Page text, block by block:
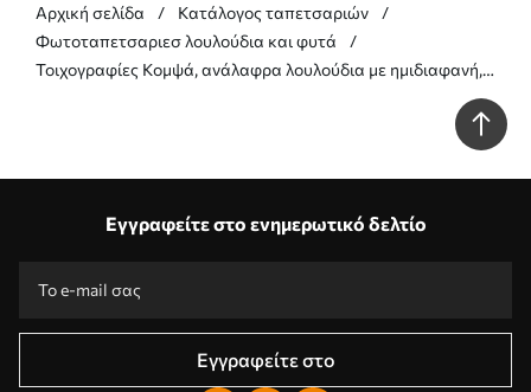
Αρχική σελίδα
Κατάλογος ταπετσαριών
Φωτοταπετσαριεσ λουλούδια και φυτά
Τοιχογραφίες Κομψά, ανάλαφρα λουλούδια με ημιδιαφανή,
Εγγραφείτε στο ενημερωτικό δελτίο
Εγγραφείτε στο